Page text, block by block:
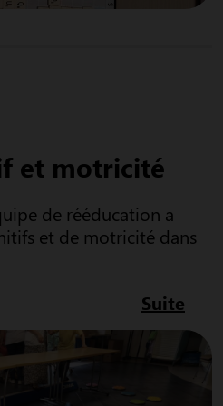
et motricité
de rééducation a
et de motricité dans
Suite